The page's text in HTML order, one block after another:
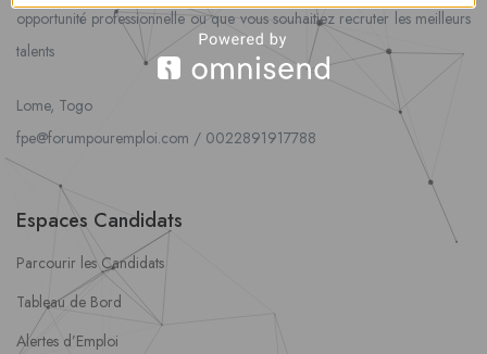
opportunité professionnelle ou que vous souhaitiez recruter les meilleurs
talents
Lome, Togo
fpe@forumpouremploi.com / 0022891917788
Espaces Candidats
Parcourir les Candidats
Tableau de Bord
Alertes d’Emploi